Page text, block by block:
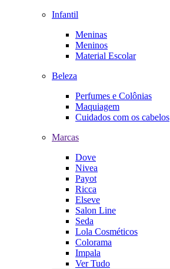
Infantil
Meninas
Meninos
Material Escolar
Beleza
Perfumes e Colônias
Maquiagem
Cuidados com os cabelos
Marcas
Dove
Nivea
Payot
Ricca
Elseve
Salon Line
Seda
Lola Cosméticos
Colorama
Impala
Ver Tudo